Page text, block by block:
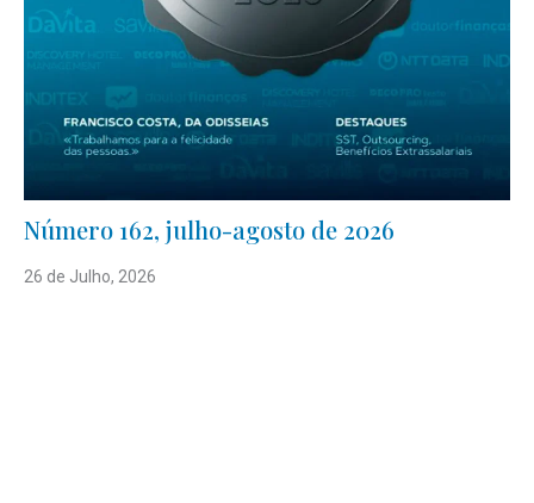
Número 162, julho-agosto de 2026
26 de Julho, 2026